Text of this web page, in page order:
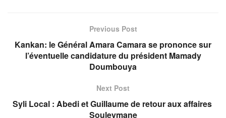
Previous Post
Kankan: le Général Amara Camara se prononce sur
l’éventuelle candidature du président Mamady
Doumbouya
Next Post
Syli Local : Abedi et Guillaume de retour aux affaires
Souleymane